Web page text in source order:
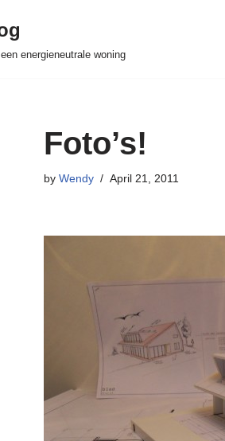
energieneutrale woning
Foto’s!
by Wendy April 21, 2011